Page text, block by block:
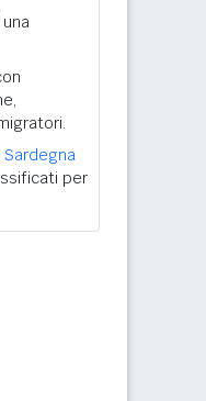
una
per